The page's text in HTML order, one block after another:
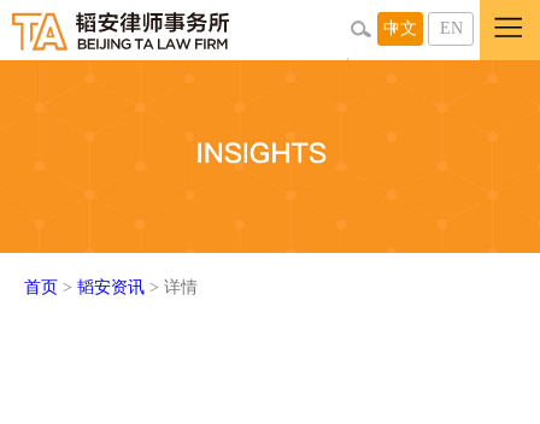
中文 EN
首页 > 韬安资讯 > 详情